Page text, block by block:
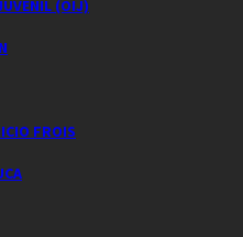
(OIJ)
FROIS